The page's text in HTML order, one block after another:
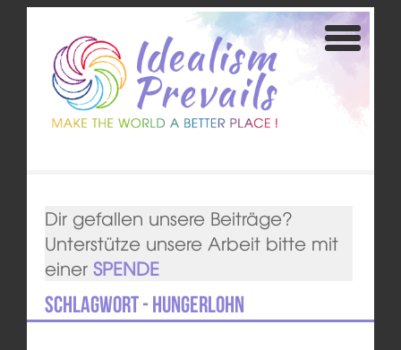
Dir gefallen unsere Beiträge?
Unterstütze unsere Arbeit bitte mit
einer SPENDE
Schlagwort - Hungerlohn